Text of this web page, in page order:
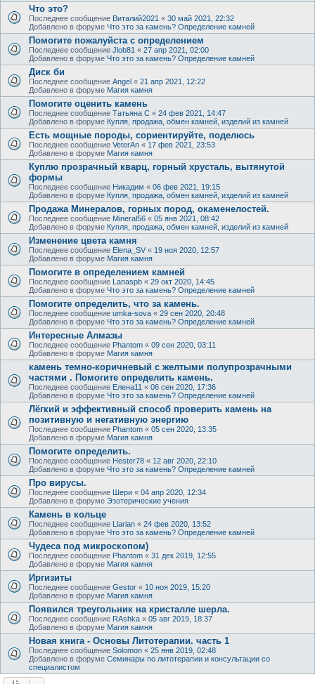
Что это?
Последнее сообщение Виталий2021 « 30 май 2021, 22:32
Добавлено в форуме Что это за камень? Определение камней
Помогите пожалуйста с определением
Последнее сообщение Jlob81 « 27 апр 2021, 02:00
Добавлено в форуме Что это за камень? Определение камней
Диск би
Последнее сообщение Angel « 21 апр 2021, 12:22
Добавлено в форуме Магия камня
Помогите оценить камень
Последнее сообщение Татьяна С « 24 фев 2021, 14:47
Добавлено в форуме Купля, продажа, обмен камней, изделий из камней
Есть мощные породы, сориентируйте, поделюсь
Последнее сообщение VeterAn « 17 фев 2021, 23:53
Добавлено в форуме Магия камня
Куплю прозрачный кварц, горный хрусталь, вытянутой
формы
Последнее сообщение Никадим « 06 фев 2021, 19:15
Добавлено в форуме Купля, продажа, обмен камней, изделий из камней
Продажа Минералов, горных пород, окаменелостей.
Последнее сообщение Mineral56 « 05 янв 2021, 08:42
Добавлено в форуме Купля, продажа, обмен камней, изделий из камней
Изменение цвета камня
Последнее сообщение Elena_SV « 19 ноя 2020, 12:57
Добавлено в форуме Магия камня
Помогите в определением камней
Последнее сообщение Lanaspb « 29 окт 2020, 14:45
Добавлено в форуме Что это за камень? Определение камней
Помогите определить, что за камень.
Последнее сообщение umka-sova « 29 сен 2020, 20:48
Добавлено в форуме Что это за камень? Определение камней
Интересные Алмазы
Последнее сообщение Phantom « 09 сен 2020, 03:11
Добавлено в форуме Магия камня
камень темно-коричневый с желтыми полупрозрачными
частями . Помогите определить камень.
Последнее сообщение Елена11 « 06 сен 2020, 17:36
Добавлено в форуме Что это за камень? Определение камней
Лёгкий и эффективный способ проверить камень на
позитивную и негативную энергию
Последнее сообщение Phantom « 05 сен 2020, 13:35
Добавлено в форуме Магия камня
Помогите определить.
Последнее сообщение Hester78 « 12 авг 2020, 22:10
Добавлено в форуме Что это за камень? Определение камней
Про вирусы.
Последнее сообщение Шери « 04 апр 2020, 12:34
Добавлено в форуме Эзотерические учения
Камень в кольце
Последнее сообщение Llarian « 24 фев 2020, 13:52
Добавлено в форуме Что это за камень? Определение камней
Чудеса под микроскопом)
Последнее сообщение Phantom « 31 дек 2019, 12:55
Добавлено в форуме Магия камня
Иргизиты
Последнее сообщение Gestor « 10 ноя 2019, 15:20
Добавлено в форуме Магия камня
Появился треугольник на кристалле шерла.
Последнее сообщение RAshka « 05 авг 2019, 18:37
Добавлено в форуме Магия камня
Новая книга - Основы Литотерапии. часть 1
Последнее сообщение Solomon « 25 янв 2019, 02:48
Добавлено в форуме Семинары по литотерапии и консультации со
специалистом